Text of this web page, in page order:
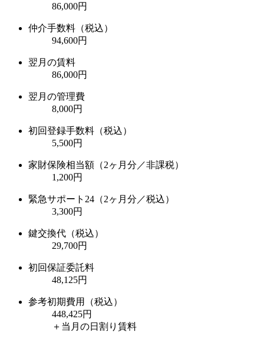
86,000円
仲介手数料（税込）
94,600円
翌月の賃料
86,000円
翌月の管理費
8,000円
初回登録手数料（税込）
5,500円
家財保険相当額（2ヶ月分／非課税）
1,200円
緊急サポート24（2ヶ月分／税込）
3,300円
鍵交換代（税込）
29,700円
初回保証委託料
48,125円
参考初期費用（税込）
448,425円
＋当月の日割り賃料